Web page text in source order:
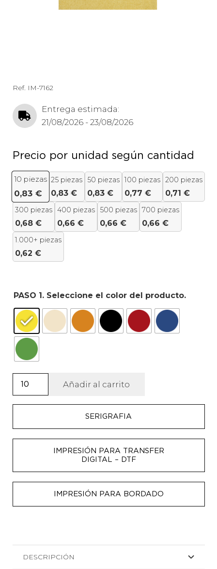
Ref. IM-7162
Entrega estimada:
21/08/2026 - 23/08/2026
Precio por unidad según cantidad
10 piezas
0,83 €
25 piezas
0,83 €
50 piezas
0,83 €
100 piezas
0,77 €
200 piezas
0,71 €
300 piezas
0,68 €
400 piezas
0,66 €
500 piezas
0,66 €
700 piezas
0,66 €
1.000+ piezas
0,62 €
PASO 1. Seleccione el color del producto.
Bolsa
algodón
asas
cantidad
Añadir al carrito
SERIGRAFIA
IMPRESIÓN PARA TRANSFER
DIGITAL – DTF
IMPRESIÓN PARA BORDADO
DESCRIPCIÓN